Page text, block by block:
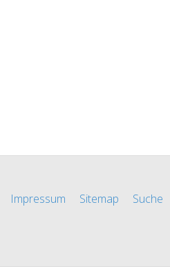
Impressum
Sitemap Suche